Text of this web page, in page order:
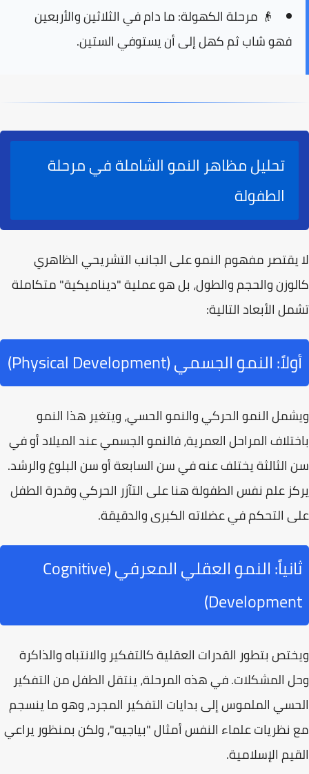
👴 مرحلة الكهولة:ما دام في الثلاثين والأربعين
فهو شاب ثم كهل إلى أن يستوفي الستين.
تحليل مظاهر النمو الشاملة في مرحلة
الطفولة
لا يقتصر مفهوم النمو على الجانب التشريحي الظاهري
كالوزن والحجم والطول، بل هو عملية "ديناميكية" متكاملة
تشمل الأبعاد التالية:
أولاً: النمو الجسمي (Physical Development)
ويشمل النمو الحركي والنمو الحسي، ويتغير هذا النمو
باختلاف المراحل العمرية، فالنمو الجسمي عند الميلاد أو في
سن الثالثة يختلف عنه في سن السابعة أو سن البلوغ والرشد.
يركز علم نفس الطفولة هنا علىالتآزر الحركيوقدرة الطفل
على التحكم في عضلاته الكبرى والدقيقة.
ثانياً: النمو العقلي المعرفي (Cognitive
Development)
ويختص بتطور القدرات العقلية كالتفكير والانتباه والذاكرة
وحل المشكلات. في هذه المرحلة، ينتقل الطفل من التفكير
الحسي الملموس إلى بدايات التفكير المجرد، وهو ما ينسجم
مع نظريات علماء النفس أمثال "بياجيه"، ولكن بمنظور يراعي
القيم الإسلامية.